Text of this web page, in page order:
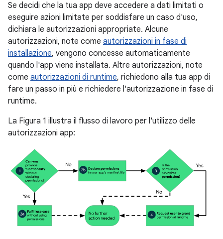
Se decidi che la tua app deve accedere a dati limitati o
eseguire azioni limitate per soddisfare un caso d'uso,
dichiara le autorizzazioni appropriate. Alcune
autorizzazioni, note come autorizzazioni in fase di
installazione, vengono concesse automaticamente
quando l'app viene installata. Altre autorizzazioni, note
come autorizzazioni di runtime, richiedono alla tua app di
fare un passo in più e richiedere l'autorizzazione in fase di
runtime.
La Figura 1 illustra il flusso di lavoro per l'utilizzo delle
autorizzazioni app: